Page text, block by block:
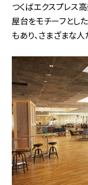
つくばエクスプレス
屋台をモチーフとし
もあり、さまざまな人